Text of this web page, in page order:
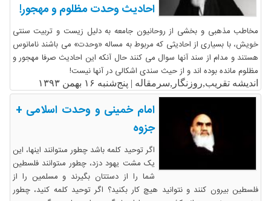
احادیث وحدت مظلوم و مهجور!
مخاطب مذهبی و بخشی از روحانیون جامعه به دلیل زیست و تربیت سنتی
خویش، با بسیاری از احادیثی که مربوط به مساله «وحدت» می باشند نامانوس
هستند و مدام از سند آنها سوال می کنند حال آنکه این احادیث صرفا مهجور و
مظلوم مانده بوده اند و از حیث سندی اشکالی در آنها نیست!
اندیشه تقریب,روزنگار,سرمقاله | پنج‌شنبه ۱۶ بهمن ۱۳۹۳
امام خمینی و وحدت اسلامی +
جزوه
اگر توحید کلمه باشد چطور مى‏توانند اینها، این
یک مشت یهود دزد، چطور مى‏توانند فلسطین
شما را از دستتان بگیرند و مسلمین را از
فلسطین بیرون کنند و نتوانید هیچ کار بکنید؟ اگر توحید کلمه کنید، چطور